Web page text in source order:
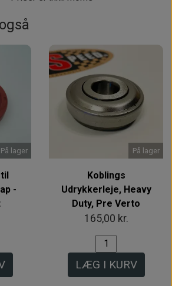
På lager
-
På lager
Koblings
Udrykkerleje, Heavy
Duty, Pre Verto
165,00 kr.
LÆG I KURV